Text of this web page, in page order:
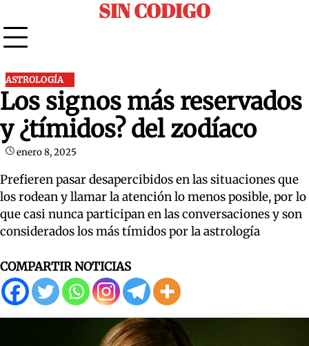
to
content
SIN CODIGO
ASTROLOGÍA
Los signos más reservados
y ¿tímidos? del zodíaco
enero 8, 2025
Prefieren pasar desapercibidos en las situaciones que
los rodean y llamar la atención lo menos posible, por lo
que casi nunca participan en las conversaciones y son
considerados los más tímidos por la astrología
COMPARTIR NOTICIAS